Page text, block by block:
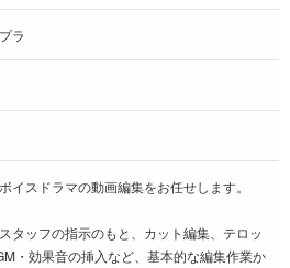
ラ
イスドラマの動画編集をお任せします。
タッフの指示のもと、カット編集、テロッ
・効果音の挿入など、基本的な編集作業か